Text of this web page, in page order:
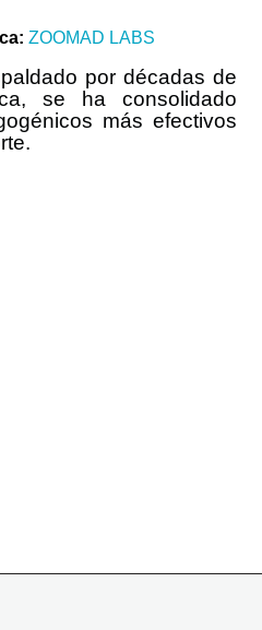
ZOOMAD LABS
por décadas de
se ha consolidado
más efectivos